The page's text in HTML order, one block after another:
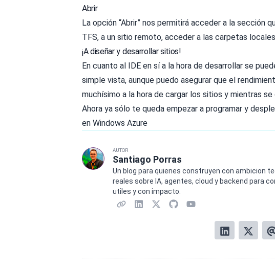
Abrir
La opción “Abrir” nos permitirá acceder a la sección
TFS, a un sitio remoto, acceder a las carpetas
¡A diseñar y desarrollar sitios!
En cuanto al IDE en sí a la hora de desarrollar se
simple vista, aunque puedo asegurar que el
muchísimo a la hora de cargar los sitios y mientras se
Ahora ya sólo te queda empezar a programar y
en Windows Azure
AUTOR
Santiago Porras
Un blog para quienes construyen con ambicion
reales sobre IA, agentes, cloud y backend para
utiles y con impacto.